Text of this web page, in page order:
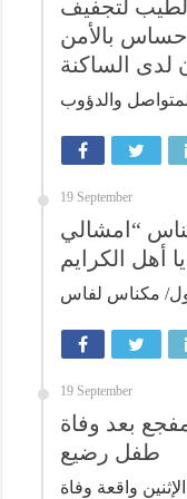
لتجفيف
بالأمن
لدى الساكنة
19 September
“امشالي
19 September
بعد وفاة
طفل رضيع